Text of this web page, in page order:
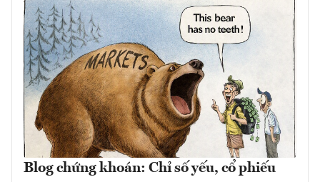
Blog chứng khoán: Chỉ số yếu, cổ phiếu